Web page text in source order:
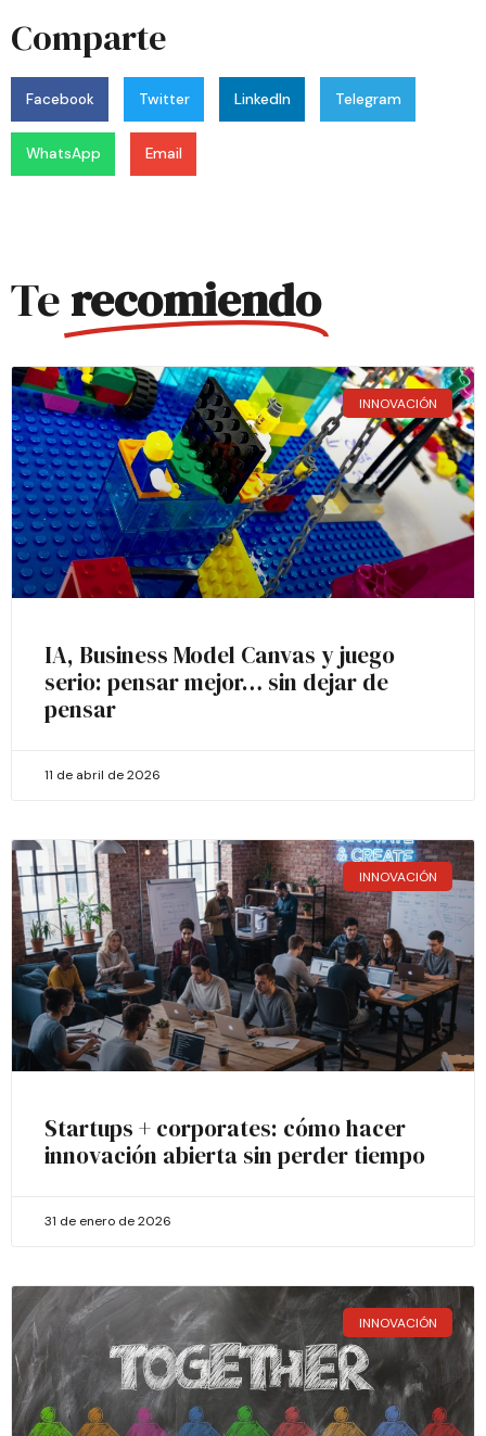
Comparte
Facebook Twitter LinkedIn Telegram
WhatsApp Email
Terecomiendo
INNOVACIÓN
IA, Business Model Canvas y juego
serio: pensar mejor… sin dejar de
pensar
11 de abril de 2026
INNOVACIÓN
Startups + corporates: cómo hacer
innovación abierta sin perder tiempo
31 de enero de 2026
INNOVACIÓN